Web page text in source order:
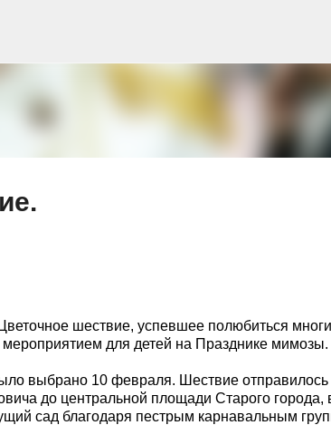
шествие, успевшее полюбиться
для детей на Празднике мимозы.
выбрано 10 февраля. Шествие отправилось
до центральной площади Старого города,
сад благодаря пестрым карнавальным